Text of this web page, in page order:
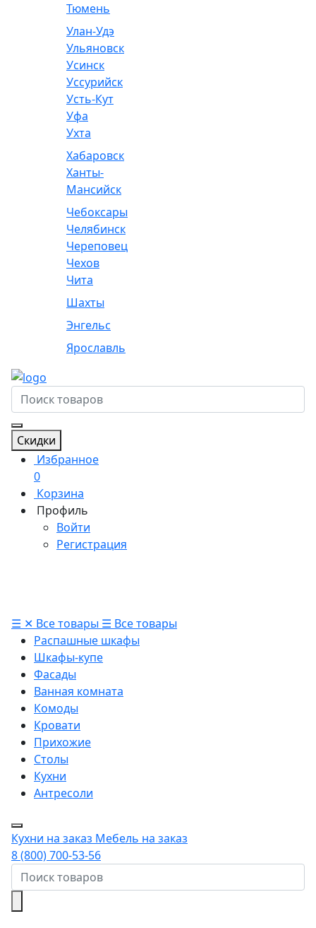
Тюмень
Улан-Удэ
Ульяновск
Усинск
Уссурийск
Усть-Кут
Уфа
Ухта
Хабаровск
Ханты-
Мансийск
Чебоксары
Челябинск
Череповец
Чехов
Чита
Шахты
Энгельс
Ярославль
Скидки
Избранное
0
Корзина
Профиль
Войти
Регистрация
☰ ✕ Все товары ☰ Все товары
Распашные шкафы
Шкафы-купе
Фасады
Ванная комната
Комоды
Кровати
Прихожие
Столы
Кухни
Антресоли
Кухни на заказ Мебель на заказ
8 (800) 700-53-56